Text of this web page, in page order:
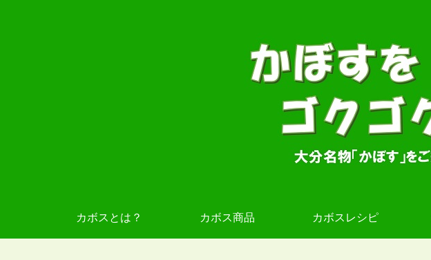
カボスとは？ カボス商品 カボスレシピ